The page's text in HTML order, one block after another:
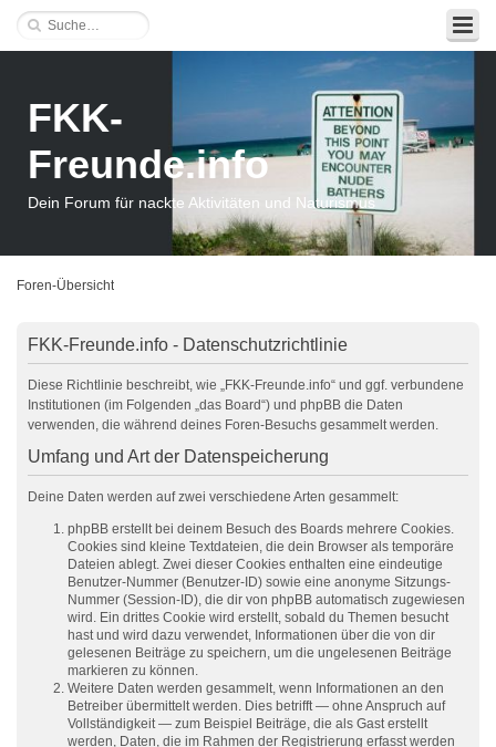
FKK-
Freunde.info
Dein Forum für nackte Aktivitäten und Naturismus
Foren-Übersicht
FKK-Freunde.info - Datenschutzrichtlinie
Diese Richtlinie beschreibt, wie „FKK-Freunde.info“ und ggf. verbundene
Institutionen (im Folgenden „das Board“) und phpBB die Daten
verwenden, die während deines Foren-Besuchs gesammelt werden.
Umfang und Art der Datenspeicherung
Deine Daten werden auf zwei verschiedene Arten gesammelt:
phpBB erstellt bei deinem Besuch des Boards mehrere Cookies.
Cookies sind kleine Textdateien, die dein Browser als temporäre
Dateien ablegt. Zwei dieser Cookies enthalten eine eindeutige
Benutzer-Nummer (Benutzer-ID) sowie eine anonyme Sitzungs-
Nummer (Session-ID), die dir von phpBB automatisch zugewiesen
wird. Ein drittes Cookie wird erstellt, sobald du Themen besucht
hast und wird dazu verwendet, Informationen über die von dir
gelesenen Beiträge zu speichern, um die ungelesenen Beiträge
markieren zu können.
Weitere Daten werden gesammelt, wenn Informationen an den
Betreiber übermittelt werden. Dies betrifft — ohne Anspruch auf
Vollständigkeit — zum Beispiel Beiträge, die als Gast erstellt
werden, Daten, die im Rahmen der Registrierung erfasst werden